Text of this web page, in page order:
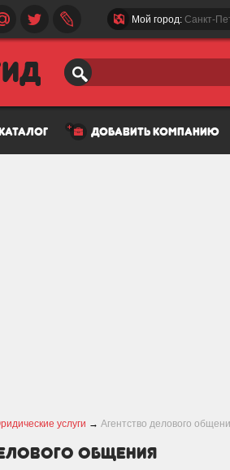
Мой город: Санкт-
добавить компанию
услуги → Агентство делового
общения